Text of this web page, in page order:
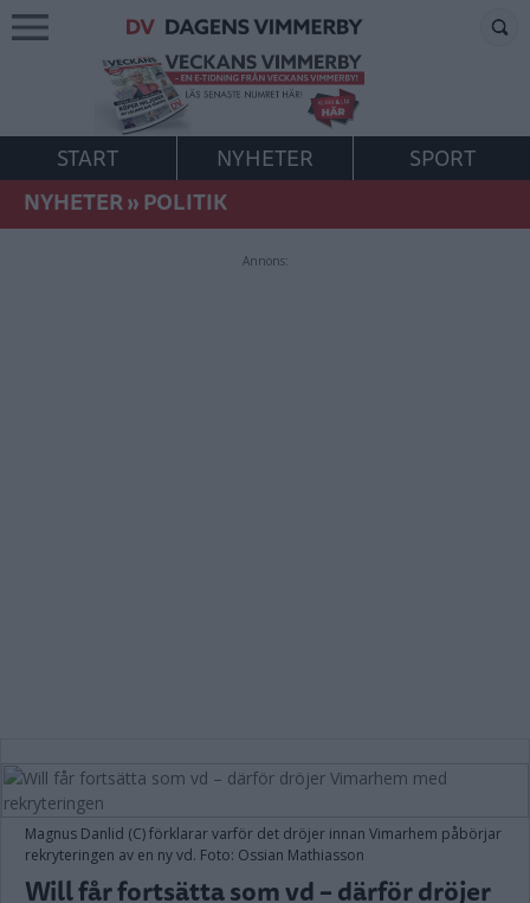
START NYHETER
SPORT
NYHETER»POLITIK
Annons:
Magnus Danlid (C) förklarar varför det dröjer innan Vimarhem påbörjar
rekryteringen av en ny vd. Foto: Ossian Mathiasson
Will får fortsätta som vd – därför dröjer